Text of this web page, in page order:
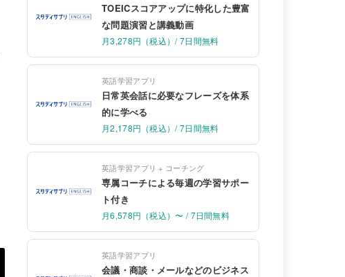
TOEICスコアアップに特化した豊富
な問題演習と講義動画
月3,278円（税込）/ 7日間無料
英語学習アプリ
日常英会話に必要なフレーズを体系
的に学べる
月2,178円（税込）/ 7日間無料
英語学習アプリ + コーチング
専属コーチによる毎週の学習サポー
ト付き
月6,578円（税込）〜 / 7日間無料
英語学習アプリ
会議・商談・メールなどのビジネス